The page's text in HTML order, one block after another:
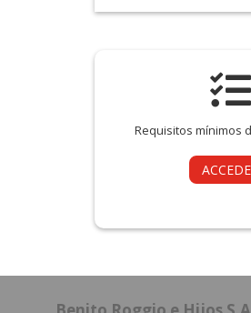

Requisitos mínimos